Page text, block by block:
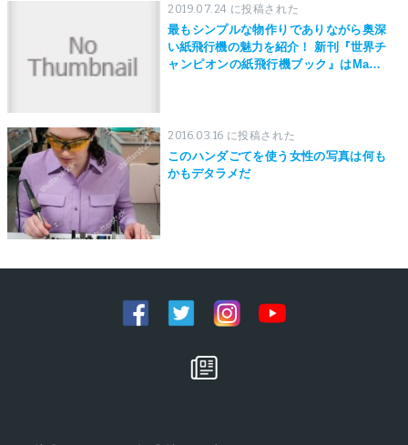
2019.07.24 に投稿された
最もシンプルな物作りでありながら奥深
い紙飛行機の魅力を紹介！ 新刊『世界チ
ャンピオンの紙飛行機ブック』はMaker
2016.03.16 に投稿された
このハンダごてを使う女性の写真は何も
かもデタラメだ